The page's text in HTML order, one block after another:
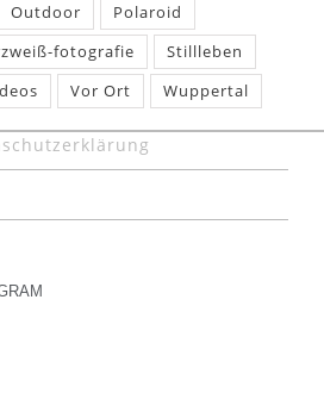
Outdoor
Polaroid
fotografie
Stillleben
Vor Ort Wuppertal